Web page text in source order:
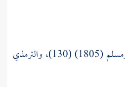
رواه البخاري (2834)، ومسلم (1805) (130)، والترمذي